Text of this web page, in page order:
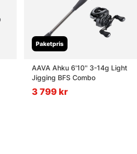
Paketpris
AAVA Ahku 6'10'' 3-14g Light
Jigging BFS Combo
3 799 kr